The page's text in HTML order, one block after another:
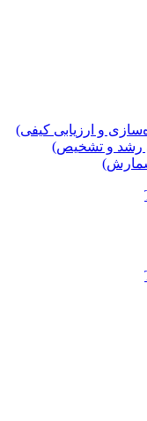
و ارزیابی کیفی)
رشد و تشخیص)